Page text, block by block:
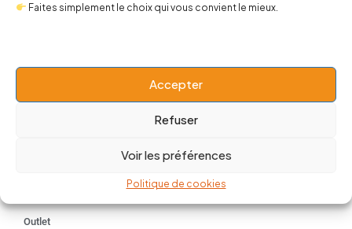
Faites simplement le choix qui vous convient le mieux.
Accepter
Refuser
Voir les préférences
Politique de cookies
Outlet